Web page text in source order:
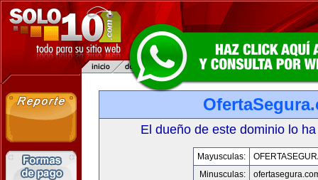
El dueño de este dominio lo
Mayusculas:
Minusculas: